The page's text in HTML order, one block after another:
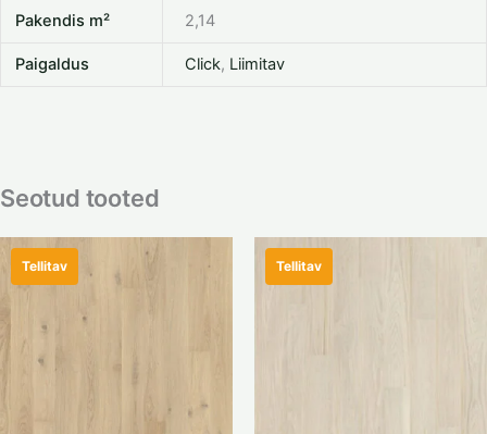
Pakendis m² 2,14
Paigaldus Click, Liimitav
Seotud tooted
Tellitav Tellitav